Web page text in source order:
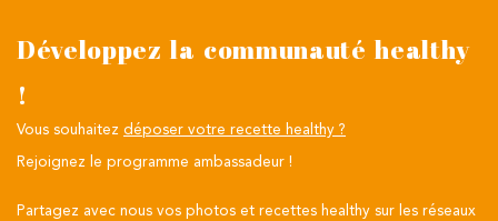
Développez la communauté healthy
!
Vous souhaitez déposer votre recette healthy ?
Rejoignez le programme ambassadeur !
Partagez avec nous vos photos et recettes healthy sur les réseaux